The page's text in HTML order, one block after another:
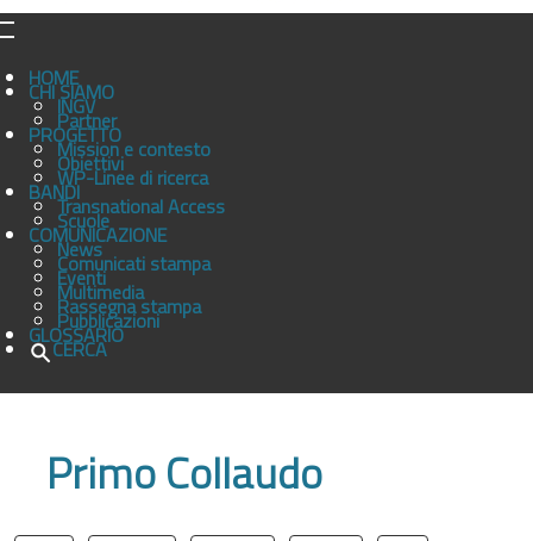
HOME
CHI SIAMO
INGV
Partner
PROGETTO
Mission e contesto
Obiettivi
WP-Linee di ricerca
BANDITransnational Access
Scuole
COMUNICAZIONE
News
Comunicati stampa
Eventi
Multimedia
Rassegna stampa
Pubblicazioni
GLOSSARIO
CERCA
Primo Collaudo